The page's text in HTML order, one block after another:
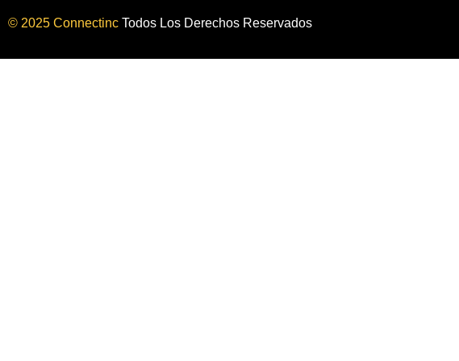
© 2025 Connectinc Todos Los Derechos Reservados